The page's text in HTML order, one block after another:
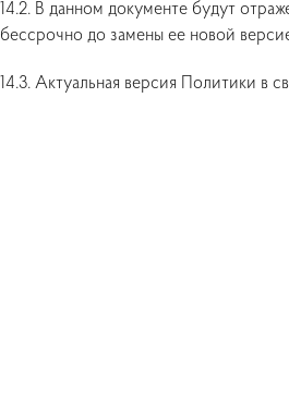
14.2. В данном документе будут
бессрочно до замены ее новой
14.3. Актуальная версия Политики в